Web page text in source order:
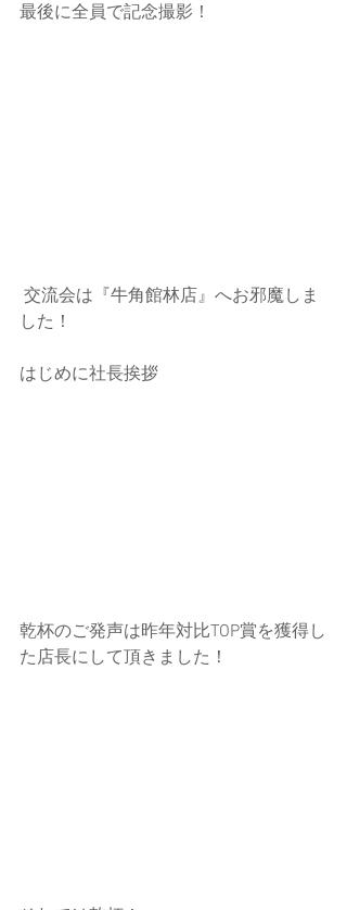
最後に全員で記念撮影！
した！
はじめに社長挨拶
乾杯のご発声は昨年対比TOP賞を獲得し
た店長にして頂きました！